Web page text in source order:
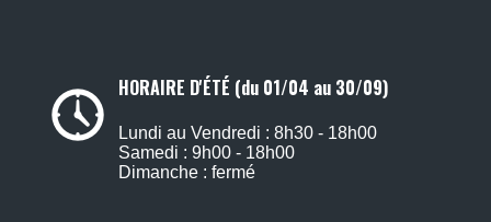
HORAIRE D'ÉTÉ (du 01/04 au 30/09)
Lundi au Vendredi : 8h30 - 18h00
Samedi : 9h00 - 18h00
Dimanche : fermé